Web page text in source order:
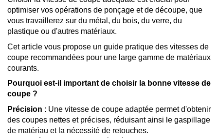
optimiser vos opérations de ponçage et de découpe, que
vous travaillerez sur du métal, du bois, du verre, du
plastique ou d'autres matériaux.
Cet article vous propose un guide pratique des vitesses de
coupe recommandées pour une large gamme de matériaux
courants.
Pourquoi est-il important de choisir la bonne vitesse de
coupe ?
Précision : Une vitesse de coupe adaptée permet d'obtenir
des coupes nettes et précises, réduisant ainsi le gaspillage
de matériau et la nécessité de retouches.